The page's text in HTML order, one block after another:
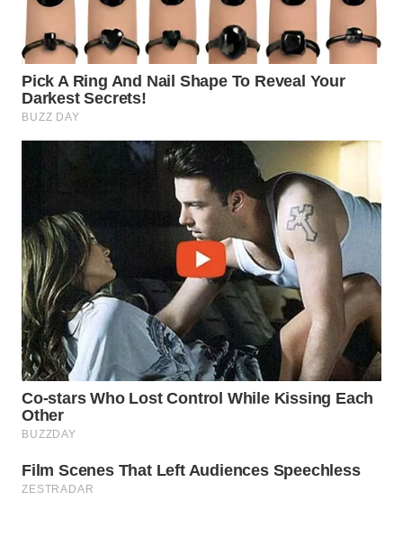
WAHANA
ADVOKAT
WAHANA
INFRASTRUKTUR
WAHANA
WAHANA
LISTRIK
WAHANA
TRAVEL
WAHANA
TV
WAHANANEWS